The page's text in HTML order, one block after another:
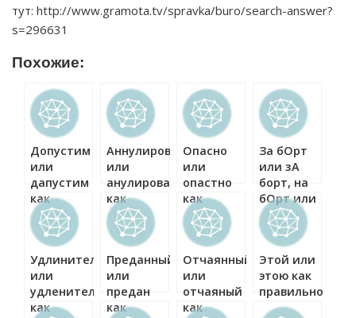
тут: http://www.gramota.tv/spravka/buro/search-answer?
s=296631
Похожие:
Допустим
или
дапустим
как
правильно?
Аннулировать
или
анулировать
как
правильно?
Опасно
или
опастно
как
правильно?
За бОрт
или зА
борт, на
бОрт или
нА борт
как
правильно?
Удлинитель
или
удленитель
как
Преданный
или
предан
как
Отчаянный
или
отчаяный
как
Этой или
этою как
правильно?